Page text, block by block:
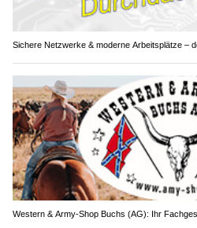
Sichere Netzwerke & moderne Arbeitsplätze –
Western & Army-Shop Buchs (AG): Ihr